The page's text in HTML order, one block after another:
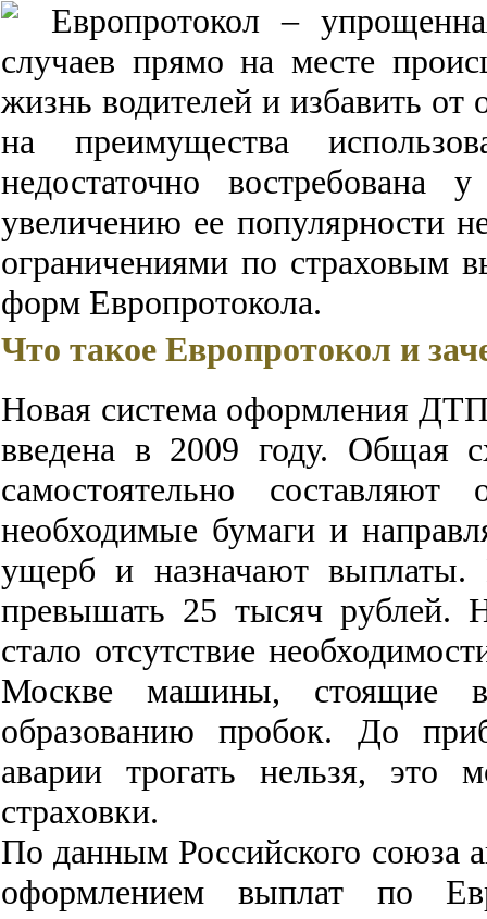
Европротокол –
случаев прямо на месте
жизнь водителей и избавить
на преимущества
недостаточно
увеличению ее популярности
ограничениями по страховым
форм Европротокола.
Что такое Европротокол и
Новая система оформления
введена в 2009 году. Общая
самостоятельно
необходимые бумаги и
ущерб и назначают
превышать 25 тысяч рублей.
стало отсутствие
Москве машины, стоящие
образованию пробок. До
аварии трогать нельзя, это
страховки.
По данным Российского союза
оформлением выплат по